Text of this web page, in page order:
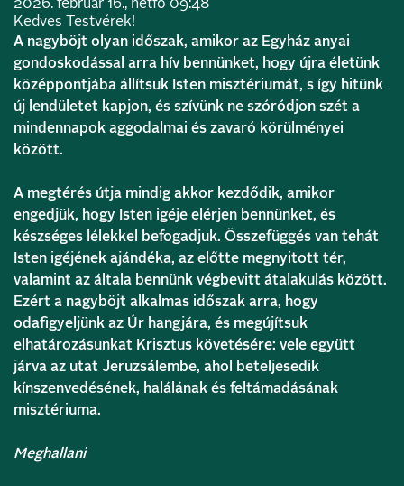
2026. február 16., hétfő 09:48
Kedves Testvérek!
A nagyböjt olyan időszak, amikor az Egyház anyai
gondoskodással arra hív bennünket, hogy újra életünk
középpontjába állítsuk Isten misztériumát, s így hitünk
új lendületet kapjon, és szívünk ne szóródjon szét a
mindennapok aggodalmai és zavaró körülményei
között.
A megtérés útja mindig akkor kezdődik, amikor
engedjük, hogy Isten igéje elérjen bennünket, és
készséges lélekkel befogadjuk. Összefüggés van tehát
Isten igéjének ajándéka, az előtte megnyitott tér,
valamint az általa bennünk végbevitt átalakulás között.
Ezért a nagyböjt alkalmas időszak arra, hogy
odafigyeljünk az Úr hangjára, és megújítsuk
elhatározásunkat Krisztus követésére: vele együtt
járva az utat Jeruzsálembe, ahol beteljesedik
kínszenvedésének, halálának és feltámadásának
misztériuma.
Meghallani